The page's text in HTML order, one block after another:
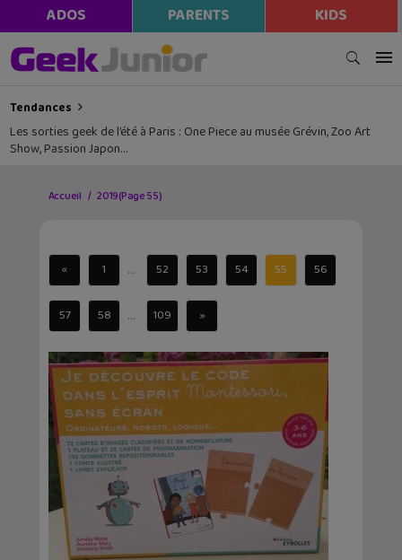
ADOS PARENTS KIDS
Tendances
Les sorties geek de l’été à Paris : One Piece au musée Grévin, Zoo Art
Show, Passion Japon…
Accueil 2019(Page 55)
« 1 ... 52 53 54 55 56
57 58 ... 109 »